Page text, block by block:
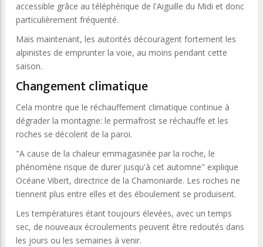
accessible grâce au téléphérique de l'Aiguille du Midi et donc
particulièrement fréquenté.
Mais maintenant, les autorités découragent fortement les
alpinistes de emprunter la voie, au moins pendant cette
saison.
Changement climatique
Cela montre que le réchauffement climatique continue à
dégrader la montagne: le permafrost se réchauffe et les
roches se décolent de la paroi.
"A cause de la chaleur emmagasinée par la roche, le
phénomène risque de durer jusqu'à cet automne" explique
Océane Vibert, directrice de la Chamoniarde. Les roches ne
tiennent plus entre elles et des éboulement se produisent.
Les températures étant toujours élevées, avec un temps
sec, de nouveaux écroulements peuvent être redoutés dans
les jours ou les semaines à venir.